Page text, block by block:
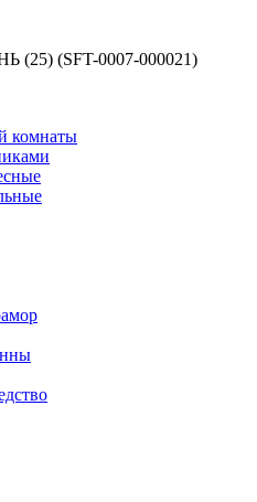
(25) (SFT-0007-000021)
комнаты